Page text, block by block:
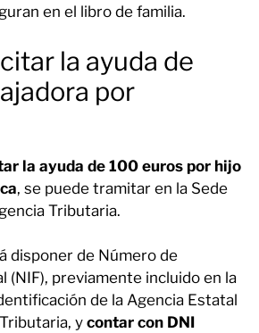
en el libro de familia.
la ayuda de
por
la ayuda de 100 euros por hijo
, se puede tramitar en la Sede
Tributaria.
disponer de Número de
(NIF), previamente incluido en la
de la Agencia Estatal
y contar con DNI